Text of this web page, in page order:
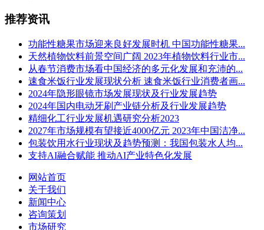
推荐资讯
功能性糖果市场迎来良好发展时机 中国功能性糖果...
天然植物饮料前景空间广阔 2023年植物饮料行业市...
从春节消费市场看中国经济的多元化发展和充沛的...
速食米饭行业发展现状分析 速食米饭行业消费者画...
2024年隐形眼镜市场发展现状及行业发展趋势
2024年国内电动牙刷产业链分析及行业发展趋势
精细化工行业发展机遇研究分析2023
2027年市场规模有望接近4000亿元 2023年中国洁净...
包装饮用水行业现状及趋势预测：我国包装水人均...
支持AI融合赋能 推动AI产业特色化发展
网站首页
关于我们
新闻中心
咨询策划
市场研究